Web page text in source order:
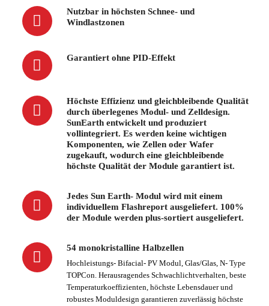
Nutzbar in höchsten Schnee- und
Windlastzonen
Garantiert ohne PID-Effekt
Höchste Effizienz und gleichbleibende Qualität
durch überlegenes Modul- und Zelldesign.
SunEarth entwickelt und produziert
vollintegriert. Es werden keine wichtigen
Komponenten, wie Zellen oder Wafer
zugekauft, wodurch eine gleichbleibende
höchste Qualität der Module garantiert ist.
Jedes Sun Earth- Modul wird mit einem
individuellem Flashreport ausgeliefert. 100%
der Module werden plus-sortiert ausgeliefert.
54 monokristalline Halbzellen
Hochleistungs- Bifacial- PV Modul, Glas/Glas, N- Type
TOPCon. Herausragendes Schwachlichtverhalten, beste
Temperaturkoeffizienten, höchste Lebensdauer und
robustes Moduldesign garantieren zuverlässig höchste